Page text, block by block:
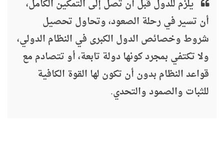
يلزم للدول قبل أن تصل إلى التمكين الكامل،
أن تسير في رحلة الصعود، وتحاول تحصيل
شروط وخصائص الدول الكبرى في النظام الدولي،
ولا تكتفي بمجرد كونها دولة تابعة، أو تتصادم مع
قواعد النظام بدون أن تكون لها القوة الكافية
للثبات والصمود والتحدي.